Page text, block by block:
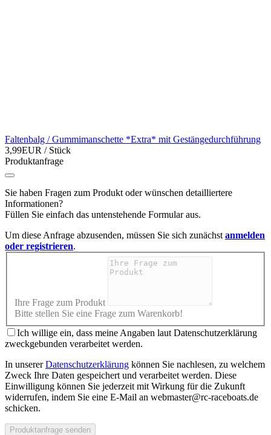
Faltenbalg / Gummimanschette *Extra* mit Gestängedurchführung
3,99EUR / Stück
Produktanfrage
Sie haben Fragen zum Produkt oder wünschen detailliertere
Informationen?
Füllen Sie einfach das untenstehende Formular aus.
Um diese Anfrage abzusenden, müssen Sie sich zunächst anmelden
oder registrieren.
Ihre Frage zum Produkt
Bitte stellen Sie eine Frage zum Warenkorb!
Ich willige ein, dass meine Angaben laut Datenschutzerklärung
zweckgebunden verarbeitet werden.
In unsererDatenschutzerklärung können Sie nachlesen, zu welchem
Zweck Ihre Daten gespeichert und verarbeitet werden. Diese
Einwilligung können Sie jederzeit mit Wirkung für die Zukunft
widerrufen, indem Sie eine E-Mail an webmaster@rc-raceboats.de
schicken.
Produktanfrage senden